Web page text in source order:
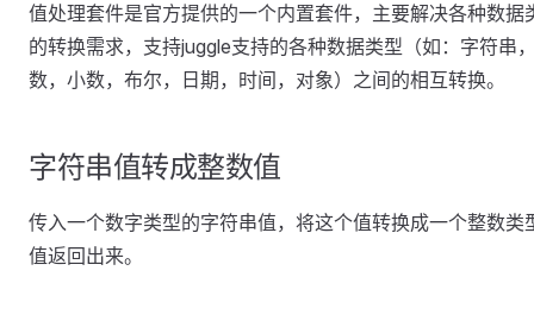
值处理套件是官方提供的一个内置套件，主要解决各种数据
的转换需求，支持juggle支持的各种数据类型（如：字符串
数，小数，布尔，日期，时间，对象）之间的相互转换。
字符串值转成整数值
传入一个数字类型的字符串值，将这个值转换成一个整数类
值返回出来。